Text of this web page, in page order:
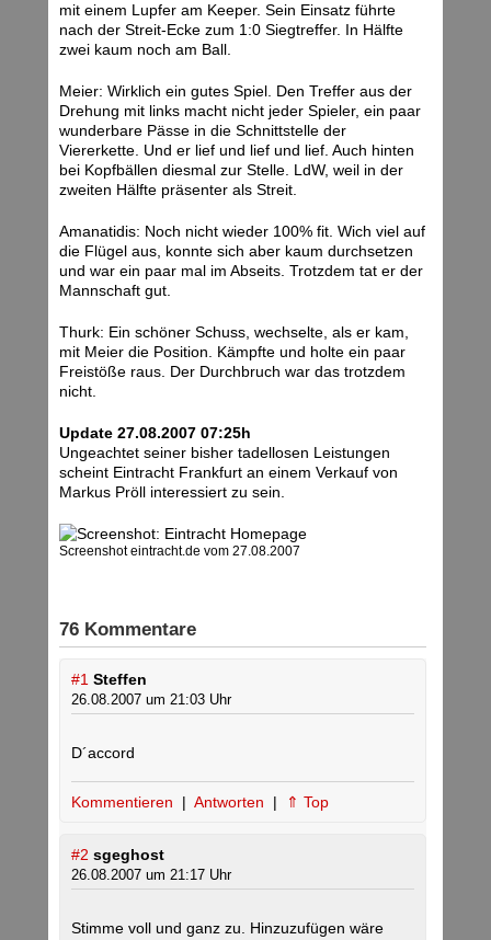
mit einem Lupfer am Keeper. Sein Einsatz führte
nach der Streit-Ecke zum 1:0 Siegtreffer. In Hälfte
zwei kaum noch am Ball.
Meier: Wirklich ein gutes Spiel. Den Treffer aus der
Drehung mit links macht nicht jeder Spieler, ein paar
wunderbare Pässe in die Schnittstelle der
Viererkette. Und er lief und lief und lief. Auch hinten
bei Kopfbällen diesmal zur Stelle. LdW, weil in der
zweiten Hälfte präsenter als Streit.
Amanatidis: Noch nicht wieder 100% fit. Wich viel auf
die Flügel aus, konnte sich aber kaum durchsetzen
und war ein paar mal im Abseits. Trotzdem tat er der
Mannschaft gut.
Thurk: Ein schöner Schuss, wechselte, als er kam,
mit Meier die Position. Kämpfte und holte ein paar
Freistöße raus. Der Durchbruch war das trotzdem
nicht.
Update 27.08.2007 07:25h
Ungeachtet seiner bisher tadellosen Leistungen
scheint Eintracht Frankfurt an einem Verkauf von
Markus Pröll interessiert zu sein.
Screenshot eintracht.de vom 27.08.2007
76 Kommentare
#1 Steffen
26.08.2007 um 21:03 Uhr
D´accord
Kommentieren | Antworten | ⇑ Top
#2 sgeghost
26.08.2007 um 21:17 Uhr
Stimme voll und ganz zu. Hinzuzufügen wäre